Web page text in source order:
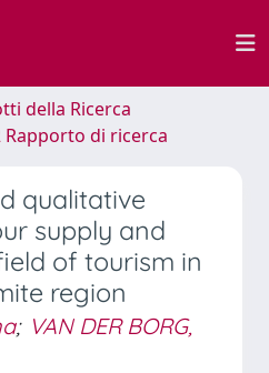
della Ricerca
Rapporto di ricerca
qualitative
supply and
of tourism in
region
; VAN DER BORG,